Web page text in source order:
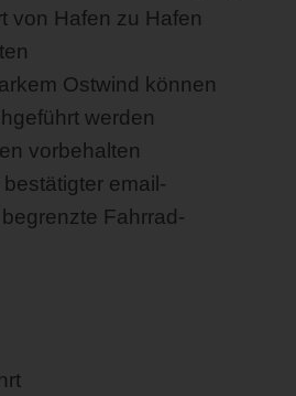
von Hafen zu Hafen
Ostwind können
werden
vorbehalten
email-
Fahrrad-